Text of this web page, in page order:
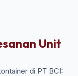
Unit
di PT BCI: